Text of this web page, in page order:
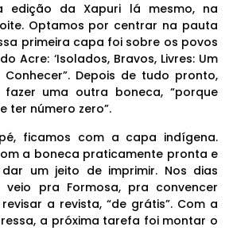
edição da Xapuri lá mesmo, na
Optamos por centrar na pauta
primeira capa foi sobre os povos
Acre: ‘Isolados, Bravos, Livres: Um
Depois de tudo pronto,
uma outra boneca, “porque
ter número zero”.
ficamos com a capa indígena.
a boneca praticamente pronta e
um jeito de imprimir. Nos dias
veio pra Formosa, pra convencer
a revista, “de grátis”. Com a
a próxima tarefa foi montar o